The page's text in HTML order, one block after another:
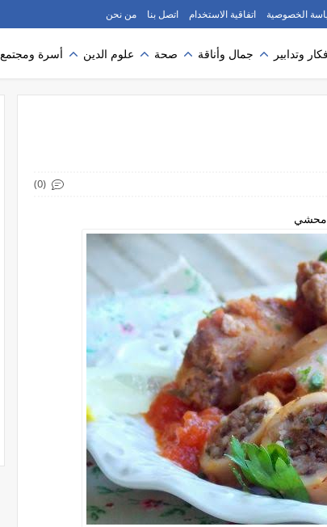
الخصوصية اتفاقية الاستخدام اتصل بنا من نحن
وتدابير جمال وأناقة صحة علوم الدين أسرة ومجتمع
(0)
محشي